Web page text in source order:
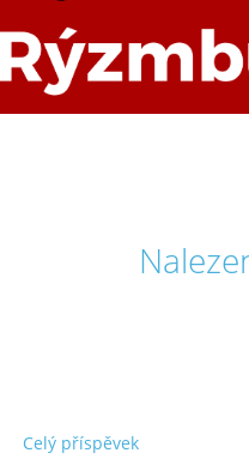
Celý příspěvek